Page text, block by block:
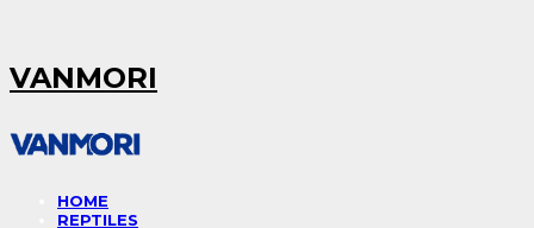
VANMORI
HOME
REPTILES